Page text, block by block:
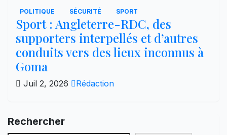
POLITIQUE SÉCURITÉ SPORT
Sport : Angleterre-RDC, des
supporters interpellés et d’autres
conduits vers des lieux inconnus à
Goma
Juil 2, 2026 Rédaction
Rechercher